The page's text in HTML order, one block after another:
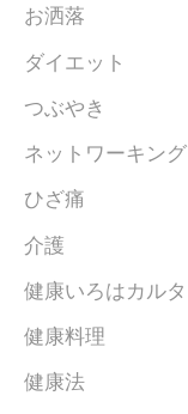
お洒落
ダイエット
つぶやき
ネットワーキング
ひざ痛
介護
健康いろはカルタ
健康料理
健康法